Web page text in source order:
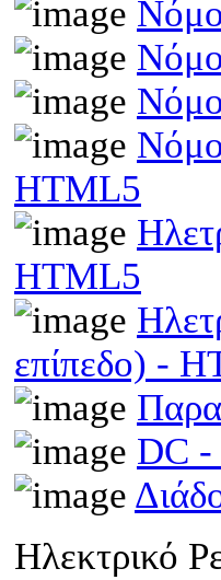
HTML5
HTML5
επίπεδο) -
DC -
Ηλεκτρικό